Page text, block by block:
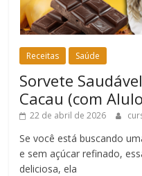
Receitas Saúde
Sorvete
Cacau (com
22 de abril de 2026
Se você está buscando
e sem açúcar refinado,
deliciosa, ela